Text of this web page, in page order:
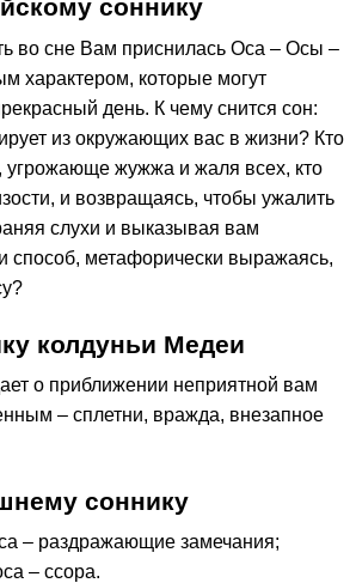
соннику
во сне Вам приснилась Оса – Осы –
характером, которые могут
день. К чему снится сон:
из окружающих вас в жизни? Кто
угрожающе жужжа и жаля всех, кто
и возвращаясь, чтобы ужалить
слухи и выказывая вам
способ, метафорически выражаясь,
колдуньи Медеи
о приближении неприятной вам
– сплетни, вражда, внезапное
соннику
– раздражающие замечания;
– ссора.